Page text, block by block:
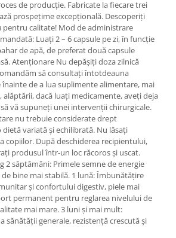
de producție. Fabricate la fiecare trei
prospețime excepțională. Descoperiți
calitate! Mod de administrare
Luați 2 – 6 capsule pe zi, în funcție
de apă, de preferat două capsule
Atenționare Nu depășiți doza zilnică
să consultați întotdeauna
de a lua suplimente alimentare, mai
alăptării, dacă luați medicamente, aveți deja
vă supuneți unei intervenții chirurgicale.
nu trebuie considerate drept
variată și echilibrată. Nu lăsați
copiilor. După deschiderea recipientului,
produsul într-un loc răcoros și uscat.
2 săptămâni: Primele semne de energie
bine mai stabilă. 1 lună: Îmbunătățire
și confortului digestiv, piele mai
permanent pentru reglarea nivelului de
mai mare. 3 luni și mai mult:
sănătății generale, rezistență crescută și